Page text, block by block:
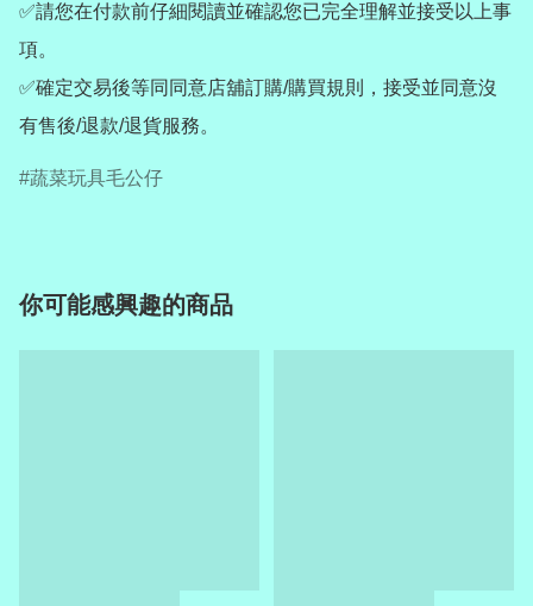
✅請您在付款前仔細閱讀並確認您已完全理解並接受以上事
項。
✅確定交易後等同同意店舖訂購/購買規則，接受並同意沒
有售後/退款/退貨服務。
蔬菜玩具毛公仔
你可能感興趣的商品